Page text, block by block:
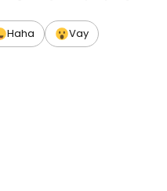
Haha
Vay